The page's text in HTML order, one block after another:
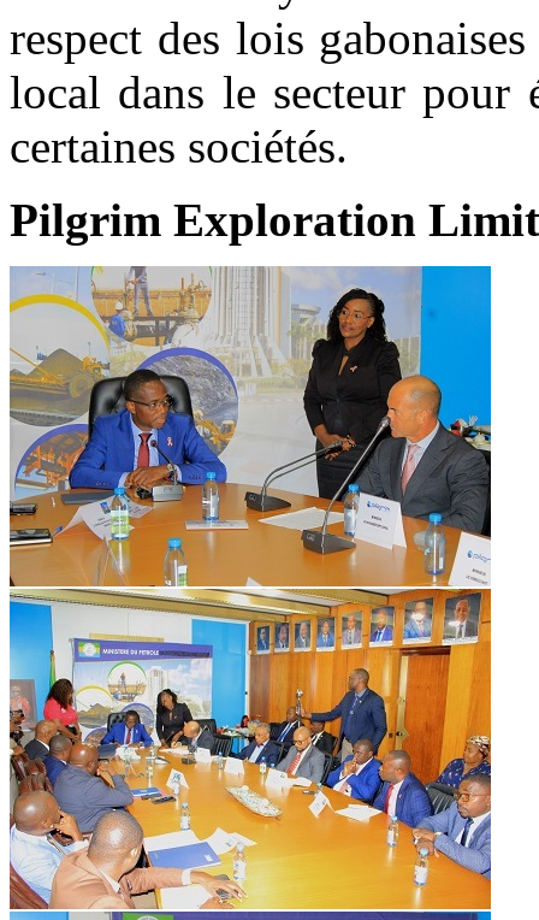
respect des lois
local dans le secteur pour
certaines sociétés.
Pilgrim Exploration